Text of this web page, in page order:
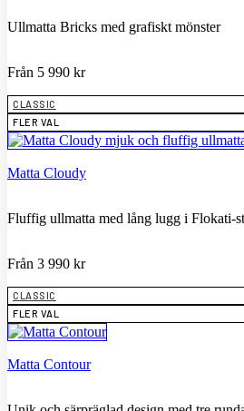
Ullmatta Bricks med grafiskt mönster
Från 5 990 kr
CLASSIC
FLER VAL
Matta Cloudy
Fluffig ullmatta med lång lugg i Flokati-
Från 3 990 kr
CLASSIC
FLER VAL
Matta Contour